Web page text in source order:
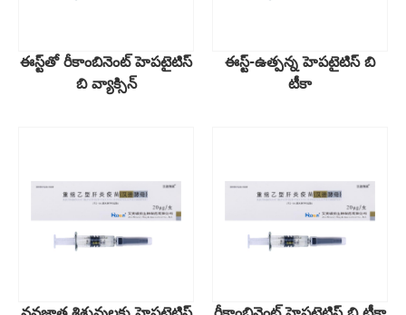
ఈస్ట్‌తో రీకాంబినెంట్ హెపటైటిస్
బి వ్యాక్సిన్
ఈస్ట్-ఉత్పన్న హెపటైటిస్ బి
టీకా